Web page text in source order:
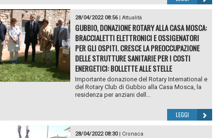
28/04/2022 08:56| Attualità
GUBBIO, DONAZIONE ROTARY ALLA CASA MOSCA:
BRACCIALETTI ELETTRONICI E OSSIGENATORI
PER GLI OSPITI. CRESCE LA PREOCCUPAZIONE
DELLE STRUTTURE SANITARIE PER I COSTI
ENERGETICI: BOLLETTE ALLE STELLE
Importante donazione del Rotary International e
del Rotary Club di Gubbio alla Casa Mosca, la
residenza per anziani dell...
LEGGI
28/04/2022 08:30| Cronaca